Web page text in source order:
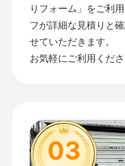
りフォーム 」をご利
フが詳細な見積りと
せていただきます。
お気軽にご利用くださ
03